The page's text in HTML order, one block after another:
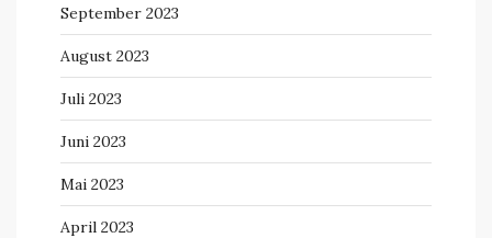
September 2023
August 2023
Juli 2023
Juni 2023
Mai 2023
April 2023